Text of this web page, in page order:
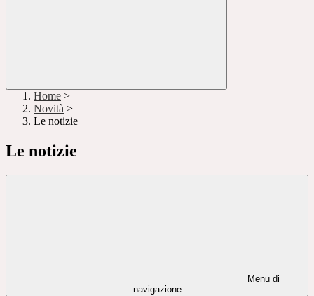
Home >
Novità >
Le notizie
Le notizie
Menu di
navigazione